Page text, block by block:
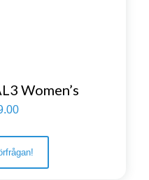
Women’s